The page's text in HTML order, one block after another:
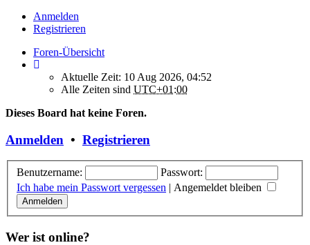
Anmelden
Registrieren
Foren-Übersicht
Aktuelle Zeit: 10 Aug 2026, 04:52
Alle Zeiten sind UTC+01:00
Dieses Board hat keine Foren.
Anmelden • Registrieren
Benutzername:
Passwort:
Ich habe mein Passwort vergessen | Angemeldet bleiben
Wer ist online?